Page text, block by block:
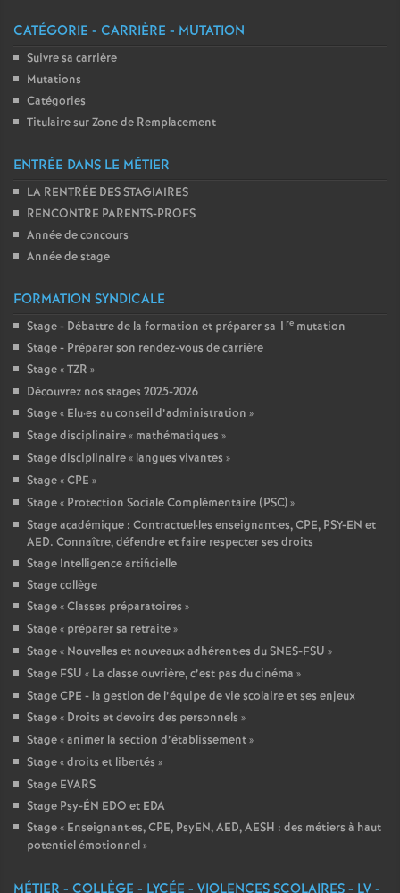
CATÉGORIE - CARRIÈRE - MUTATION
Suivre sa carrière
Mutations
Catégories
Titulaire sur Zone de Remplacement
ENTRÉE DANS LE MÉTIER
LA RENTRÉE DES STAGIAIRES
RENCONTRE PARENTS-PROFS
Année de concours
Année de stage
FORMATION SYNDICALE
Stage - Débattre de la formation et préparer sa 1 re mutation
Stage - Préparer son rendez-vous de carrière
Stage «TZR »
Découvrez nos stages 2025-2026
Stage « Elu·es au conseil d’administration »
Stage disciplinaire « mathématiques »
Stage disciplinaire « langues vivantes »
Stage «CPE »
Stage « Protection Sociale Complémentaire (PSC)»
Stage académique : Contractuel·les enseignant·es, CPE, PSY-EN et
AED. Connaître, défendre et faire respecter ses droits
Stage Intelligence artificielle
Stage collège
Stage «Classes préparatoires »
Stage « préparer sa retraite»
Stage « Nouvelles et nouveaux adhérent·es du SNES-FSU »
Stage FSU « La classe ouvrière, c’est pas du cinéma »
Stage CPE - la gestion de l’équipe de vie scolaire et ses enjeux
Stage « Droits et devoirs des personnels »
Stage «animer la section d’établissement»
Stage «droits et libertés »
Stage EVARS
Stage Psy-ÉN EDO et EDA
Stage « Enseignant·es, CPE, PsyEN, AED, AESH : des métiers à haut
potentiel émotionnel»